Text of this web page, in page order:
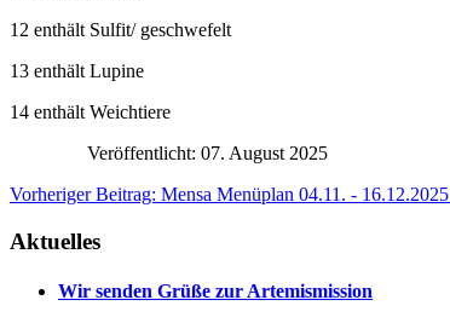
12 enthält Sulfit/ geschwefelt
13 enthält Lupine
14 enthält Weichtiere
Veröffentlicht: 07. August 2025
Vorheriger Beitrag: Mensa Menüplan 04.11. - 16.12.2025
Aktuelles
Wir senden Grüße zur Artemismission